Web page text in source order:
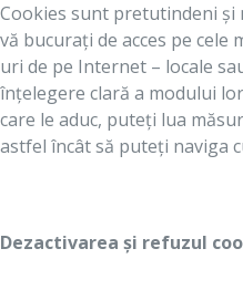
Cookies sunt pretutindeni și
vă bucurați de acces pe cele
uri de pe Internet – locale
înțelegere clară a modului
care le aduc, puteți lua
astfel încât să puteți naviga
Dezactivarea și refuzul